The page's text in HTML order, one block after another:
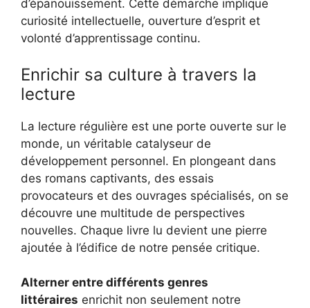
d’épanouissement. Cette démarche implique
curiosité intellectuelle, ouverture d’esprit et
volonté d’apprentissage continu.
Enrichir sa culture à travers la
lecture
La lecture régulière est une porte ouverte sur le
monde, un véritable catalyseur de
développement personnel. En plongeant dans
des romans captivants, des essais
provocateurs et des ouvrages spécialisés, on se
découvre une multitude de perspectives
nouvelles. Chaque livre lu devient une pierre
ajoutée à l’édifice de notre pensée critique.
Alterner entre différents genres
littéraires enrichit non seulement notre